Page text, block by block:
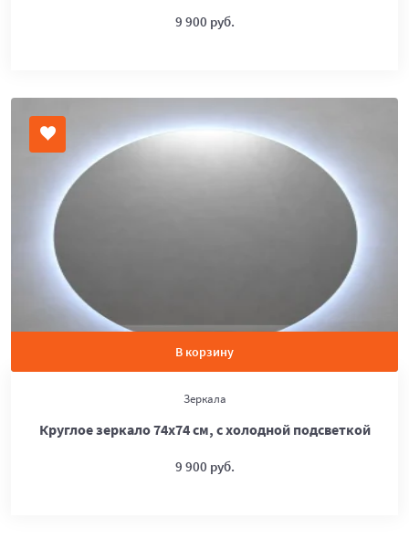
9 900 руб.
В корзину
Зеркала
Круглое зеркало 74х74 см, с холодной подсветкой
9 900 руб.